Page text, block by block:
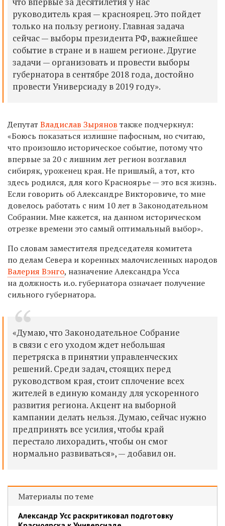
руководитель края — красноярец. Это пойдет
только на пользу региону. Главная задача
сейчас — выборы президента РФ, важнейшее
событие в стране и в нашем регионе. Другие
задачи — организовать и провести выборы
губернатора в сентябре 2018 года, достойно
провести Универсиаду в 2019 году».
Депутат Владислав Зырянов также подчеркнул:
«Боюсь показаться излишне пафосным, но считаю,
что произошло историческое событие, потому что
впервые за 20 с лишним лет регион возглавил
сибиряк, уроженец края. Не пришлый, а тот, кто
здесь родился, для кого Красноярье — это вся жизнь.
Если говорить об Александре Викторовиче, то мне
довелось работать с ним 10 лет в Законодательном
Собрании. Мне кажется, на данном историческом
отрезке времени это самый оптимальный выбор».
По словам заместителя председателя комитета
по делам Севера и коренных малочисленных народов
Валерия Вэнго, назначение Александра Усса
на должность и.о. губернатора означает получение
сильного губернатора.
«Думаю, что Законодательное Собрание
в связи с его уходом ждет небольшая
перетряска в принятии управленческих
решений. Среди задач, стоящих перед
руководством края, стоит сплочение всех
жителей в единую команду для ускоренного
развития региона. Акцент на выборной
кампании делать нельзя. Думаю, сейчас нужно
предпринять все усилия, чтобы край
перестало лихорадить, чтобы он смог
нормально развиваться», — добавил он.
Материалы по теме
Александр Усс раскритиковал подготовку